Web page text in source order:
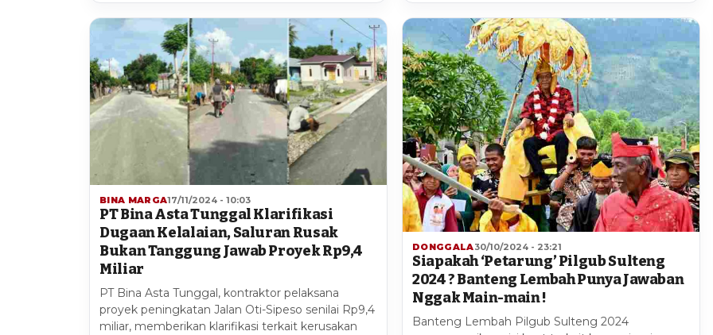
BINA MARGA17/11/2024 - 10:03
PT Bina Asta Tunggal Klarifikasi
Dugaan Kelalaian, Saluran Rusak
Bukan Tanggung Jawab Proyek Rp9,4
Miliar
PT Bina Asta Tunggal, kontraktor pelaksana
proyek peningkatan Jalan Oti-Sipeso senilai Rp9,4
miliar, memberikan klarifikasi terkait kerusakan
DONGGALA30/10/2024 - 23:21
Siapakah ‘Petarung’ Pilgub Sulteng
2024 ? Banteng Lembah Punya Jawaban
Nggak Main-main !
Banteng Lembah Pilgub Sulteng 2024